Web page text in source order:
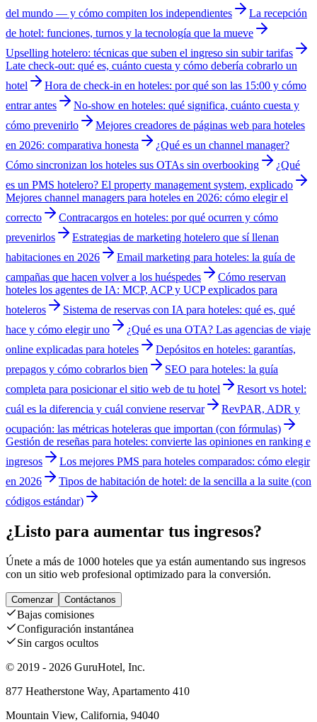
del mundo — y cómo compiten los independientes
La recepción
de hotel: funciones, turnos y la tecnología que la mueve
Upselling hotelero: técnicas que suben el ingreso sin subir tarifas
Late check-out: qué es, cuánto cuesta y cómo debería cobrarlo un
hotel
Hora de check-in en hoteles: por qué son las 15:00 y cómo
entrar antes
No-show en hoteles: qué significa, cuánto cuesta y
cómo prevenirlo
Mejores creadores de páginas web para hoteles
en 2026: comparativa honesta
¿Qué es un channel manager?
Cómo sincronizan los hoteles sus OTAs sin overbooking
¿Qué
es un PMS hotelero? El property management system, explicado
Mejores channel managers para hoteles en 2026: cómo elegir el
correcto
Contracargos en hoteles: por qué ocurren y cómo
prevenirlos
Estrategias de marketing hotelero que sí llenan
habitaciones en 2026
Email marketing para hoteles: la guía de
campañas que hacen volver a los huéspedes
Cómo reservan
hoteles los agentes de IA: MCP, ACP y UCP explicados para
hoteleros
Sistema de reservas con IA para hoteles: qué es, qué
hace y cómo elegir uno
¿Qué es una OTA? Las agencias de viaje
online explicadas para hoteles
Depósitos en hoteles: garantías,
prepagos y cómo cobrarlos bien
SEO para hoteles: la guía
completa para posicionar el sitio web de tu hotel
Resort vs hotel:
cuál es la diferencia y cuál conviene reservar
RevPAR, ADR y
ocupación: las métricas hoteleras que importan (con fórmulas)
Gestión de reseñas para hoteles: convierte las opiniones en ranking e
ingresos
Los mejores PMS para hoteles comparados: cómo elegir
en 2026
Tipos de habitación de hotel: de la sencilla a la suite (con
códigos estándar)
¿Listo para aumentar tus ingresos?
Únete a más de 1000 hoteles que ya están aumentando sus ingresos
con un sitio web profesional optimizado para la conversión.
Comenzar Contáctanos
Bajas comisiones
Configuración instantánea
Sin cargos ocultos
© 2019 - 2026 GuruHotel, Inc.
877 Heatherstone Way, Apartamento 410
Mountain View, California, 94040